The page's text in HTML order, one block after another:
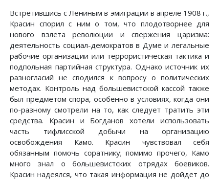
Встретившись с Лениным в эмиграции в апреле 1908 г.,
Красин спорил с ним о том, что плодотворнее для
нового взлета революции и свержения царизма:
деятельность социал-демократов в Думе и легальные
рабочие организации или террористическая тактика и
подпольная партийная структура. Однако источник их
разногласий не сводился к вопросу о политических
методах. Контроль над большевистской кассой также
был предметом спора, особенно в условиях, когда они
по-разному смотрели на то, как следует тратить эти
средства. Красин и Богданов хотели использовать
часть тифлисской добычи на организацию
освобождения Камо. Красин чувствовал себя
обязанным помочь соратнику; помимо прочего, Камо
много знал о большевистских отрядах боевиков.
Красин надеялся, что такая информация не дойдет до